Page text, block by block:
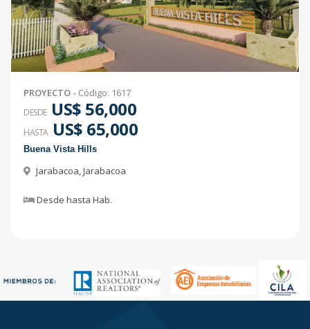
PROYECTO - Código: 1617
DESDE US$ 56,000
HASTA US$ 65,000
Buena Vista Hills
Jarabacoa,Jarabacoa
Desde hasta Hab.